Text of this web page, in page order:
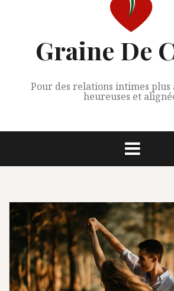
Graine De
Pour des relations intimes plus
heureuses et